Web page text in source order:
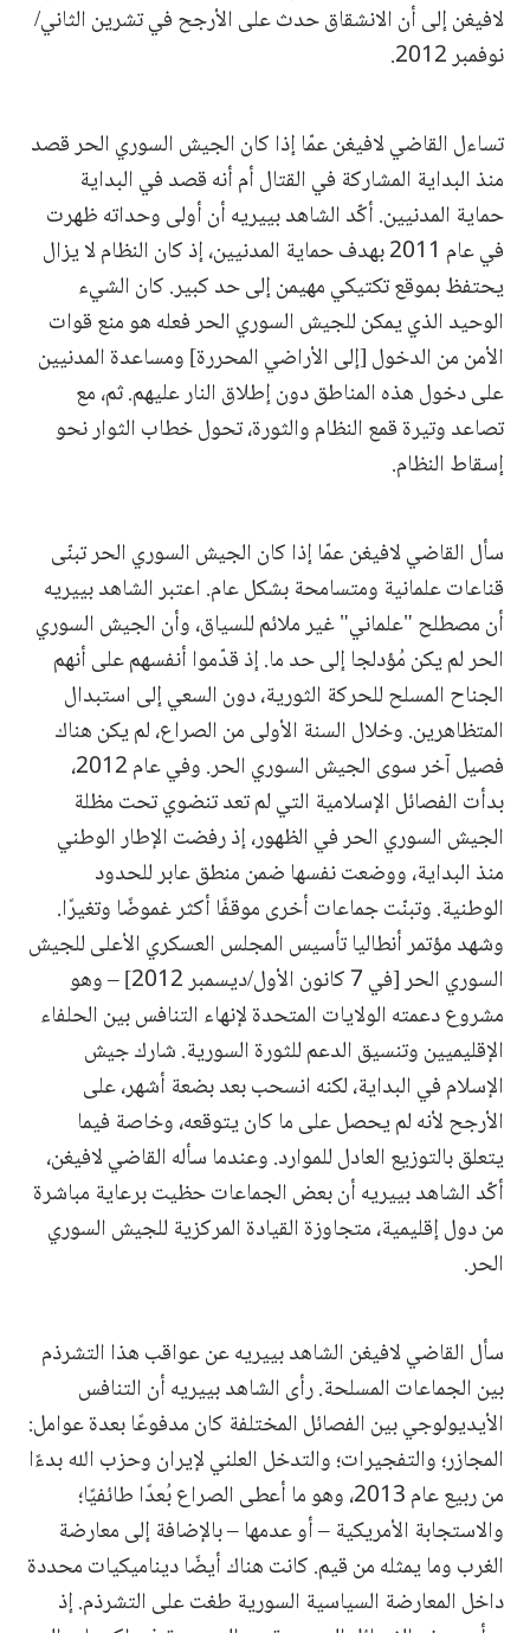
لافيغن إلى أن الانشقاق حدث على الأرجح في تشرين الثاني/
نوفمبر 2012.
تساءل القاضي لافيغن عمّا إذا كان الجيش السوري الحر قصد
منذ البداية المشاركة في القتال أم أنه قصد في البداية
حماية المدنيين. أكّد الشاهد بييريه أن أولى وحداته ظهرت
في عام 2011 بهدف حماية المدنيين، إذ كان النظام لا يزال
يحتفظ بموقع تكتيكي مهيمن إلى حد كبير. كان الشيء
الوحيد الذي يمكن للجيش السوري الحر فعله هو منع قوات
الأمن من الدخول [إلى الأراضي المحررة] ومساعدة المدنيين
على دخول هذه المناطق دون إطلاق النار عليهم. ثم، مع
تصاعد وتيرة قمع النظام والثورة، تحول خطاب الثوار نحو
إسقاط النظام.
سأل القاضي لافيغن عمّا إذا كان الجيش السوري الحر تبنّى
قناعات علمانية ومتسامحة بشكل عام. اعتبر الشاهد بييريه
أن مصطلح "علماني" غير ملائم للسياق، وأن الجيش السوري
الحر لم يكن مُؤدلجا إلى حد ما. إذ قدّموا أنفسهم على أنهم
الجناح المسلح للحركة الثورية، دون السعي إلى استبدال
المتظاهرين. وخلال السنة الأولى من الصراع، لم يكن هناك
فصيل آخر سوى الجيش السوري الحر. وفي عام 2012،
بدأت الفصائل الإسلامية التي لم تعد تنضوي تحت مظلة
الجيش السوري الحر في الظهور، إذ رفضت الإطار الوطني
منذ البداية، ووضعت نفسها ضمن منطق عابر للحدود
الوطنية. وتبنّت جماعات أخرى موقفًا أكثر غموضًا وتغيرًا.
وشهد مؤتمر أنطاليا تأسيس المجلس العسكري الأعلى للجيش
السوري الحر [في 7 كانون الأول/ديسمبر 2012] – وهو
مشروع دعمته الولايات المتحدة لإنهاء التنافس بين الحلفاء
الإقليميين وتنسيق الدعم للثورة السورية. شارك جيش
الإسلام في البداية، لكنه انسحب بعد بضعة أشهر، على
الأرجح لأنه لم يحصل على ما كان يتوقعه، وخاصة فيما
يتعلق بالتوزيع العادل للموارد. وعندما سأله القاضي لافيغن،
أكّد الشاهد بييريه أن بعض الجماعات حظيت برعاية مباشرة
من دول إقليمية، متجاوزة القيادة المركزية للجيش السوري
الحر.
سأل القاضي لافيغن الشاهد بييريه عن عواقب هذا التشرذم
بين الجماعات المسلحة. رأى الشاهد بييريه أن التنافس
الأيديولوجي بين الفصائل المختلفة كان مدفوعًا بعدة عوامل:
المجازر؛ والتفجيرات؛ والتدخل العلني لإيران وحزب الله بدءًا
من ربيع عام 2013، وهو ما أعطى الصراع بُعدًا طائفيًا؛
والاستجابة الأمريكية – أو عدمها – بالإضافة إلى معارضة
الغرب وما يمثله من قيم. كانت هناك أيضًا ديناميكيات محددة
داخل المعارضة السياسية السورية طغت على التشرذم. إذ